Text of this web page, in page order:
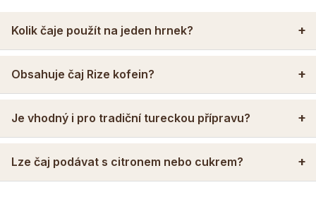
Kolik čaje použít na jeden hrnek?
Obsahuje čaj Rize kofein?
Je vhodný i pro tradiční tureckou přípravu?
Lze čaj podávat s citronem nebo cukrem?